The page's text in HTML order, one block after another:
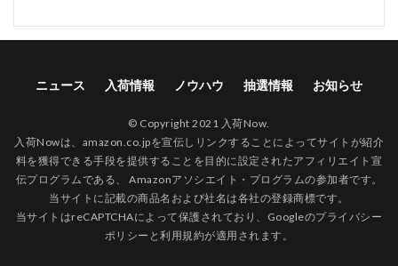
ニュース 入荷情報 ノウハウ 抽選情報 お知らせ
© Copyright 2021 入荷Now.
入荷Nowは、amazon.co.jpを宣伝しリンクすることによってサイトが紹介
料を獲得できる手段を提供することを目的に設定されたアフィリエイト宣
伝プログラムである、 Amazonアソシエイト・プログラムの参加者です。
当サイトに記載の商品名および社名は各社の登録商標です。
当サイトはreCAPTCHAによって保護されており、Googleのプライバシー
ポリシー と利用規約が適用されます。